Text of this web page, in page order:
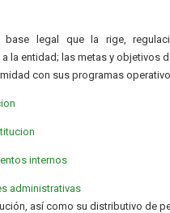
base legal que la rige,
la entidad; las metas y objetivos
con sus programas
internos
administrativas
así como su distributivo de